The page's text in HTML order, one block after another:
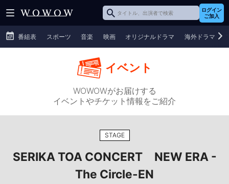
ログイン
ご加入
番組表 スポーツ 音楽 映画 オリジナルドラマ 海外ドラマ
イベント
WOWOWがお届けする
イベントやチケット情報をご紹介
STAGE
SERIKA TOA CONCERT NEW ERA -
The Circle-EN